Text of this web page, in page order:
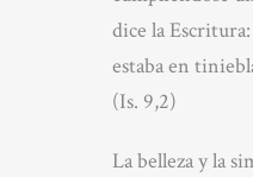
dice la
estaba en
(Is. 9,2)
La belleza y la